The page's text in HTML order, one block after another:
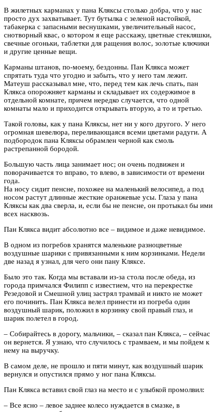
В жилетных карманах у пана Кляксы столько добра, что у нас
просто дух захватывает. Тут бутылка с зеленой настойкой,
табакерка с запасными веснушками, увеличительный насос,
снотворный квас, о котором я еще расскажу, цветные стекляшки,
свечные огоньки, таблетки для ращения волос, золотые ключики
и другие ценные вещи.
Карманы штанов, по-моему, бездонны. Пан Клякса может
спрятать туда что угодно и забыть, что у него там лежит.
Матеуш рассказывал мне, что, перед тем как лечь спать, пан
Клякса опорожняет карманы и складывает их содержимое в
отдельной комнате, причем нередко случается, что одной
комнаты мало и приходится открывать вторую, а то и третью.
Такой головы, как у пана Кляксы, нет ни у кого другого. У него
огромная шевелюра, переливающаяся всеми цветами радуги. А
подбородок пана Кляксы обрамлен черной как смоль
растрепанной бородой.
Большую часть лица занимает нос; он очень подвижен и
поворачивается то вправо, то влево, в зависимости от времени
года.
На носу сидит пенсне, похожее на маленький велосипед, а под
носом растут длинные жесткие оранжевые усы. Глаза у пана
Кляксы как два сверла, и, если бы не пенсне, он протыкал бы ими
всех насквозь.
Пан Клякса видит абсолютно все – видимое и даже невидимое.
В одном из погребов хранятся маленькие разноцветные
воздушные шарики с привязанными к ним корзинками. Недели
две назад я узнал, для чего они пану Кляксе.
Было это так. Когда мы вставали из-за стола после обеда, из
города примчался Филипп с известием, что на перекрестке
Резедовой и Смешной улиц застрял трамвай и никто не может
его починить. Пан Клякса велел принести из погреба один
воздушный шарик, положил в корзинку свой правый глаз, и
шарик полетел в город.
– Собирайтесь в дорогу, мальчики, – сказал пан Клякса, – сейчас
он вернется. Я узнаю, что случилось с трамваем, и мы пойдем к
нему на выручку.
В самом деле, не прошло и пяти минут, как воздушный шарик
вернулся и опустился прямо у ног пана Кляксы.
Пан Клякса вставил свой глаз на место и с улыбкой промолвил:
– Все ясно – левое заднее колесо нуждается в смазке, в